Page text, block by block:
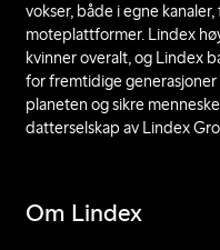
vokser, både i egne
moteplattformer. Lindex
kvinner overalt, og Lindex
for fremtidige
planeten og sikre
datterselskap av Lindex
Om Lindex